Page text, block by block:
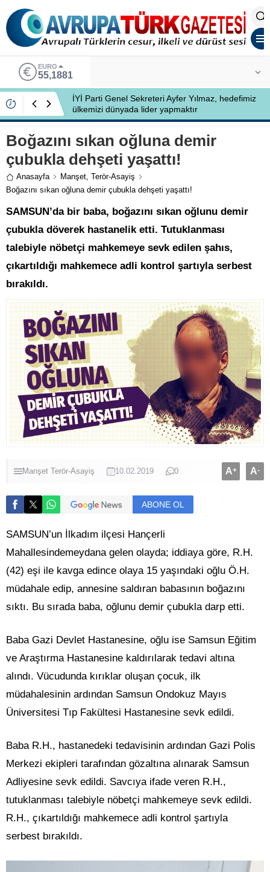
EURO
55,1881
İYİ Parti Genel Sekreteri Ayfer Yılmaz, hedefimiz
ülkemizi dünyada lider yapmaktır
Boğazını sıkan oğluna demir
çubukla dehşeti yaşattı!
Anasayfa Manşet, Terör-Asayiş
Boğazını sıkan oğluna demir çubukla dehşeti yaşattı!
SAMSUN’da bir baba, boğazını sıkan oğlunu demir
çubukla döverek hastanelik etti. Tutuklanması
talebiyle nöbetçi mahkemeye sevk edilen şahıs,
çıkartıldığı mahkemece adli kontrol şartıyla serbest
bırakıldı.
Manşet Terör-Asayiş 10.02.2019 0 A+ A-
ABONE OL
SAMSUN’un İlkadım ilçesi Hançerli
Mahallesindemeydana gelen olayda; iddiaya göre, R.H.
(42) eşi ile kavga edince olaya 15 yaşındaki oğlu Ö.H.
müdahale edip, annesine saldıran babasının boğazını
sıktı. Bu sırada baba, oğlunu demir çubukla darp etti.
Baba Gazi Devlet Hastanesine, oğlu ise Samsun Eğitim
ve Araştırma Hastanesine kaldırılarak tedavi altına
alındı. Vücudunda kırıklar oluşan çocuk, ilk
müdahalesinin ardından Samsun Ondokuz Mayıs
Üniversitesi Tıp Fakültesi Hastanesine sevk edildi.
Baba R.H., hastanedeki tedavisinin ardından Gazi Polis
Merkezi ekipleri tarafından gözaltına alınarak Samsun
Adliyesine sevk edildi. Savcıya ifade veren R.H.,
tutuklanması talebiyle nöbetçi mahkemeye sevk edildi.
R.H., çıkartıldığı mahkemece adli kontrol şartıyla
serbest bırakıldı.